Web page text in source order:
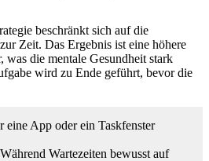
beschränkt sich auf die
Zeit. Das Ergebnis ist eine höhere
was die mentale Gesundheit stark
wird zu Ende geführt, bevor die
eine App oder ein Taskfenster
Wartezeiten bewusst auf